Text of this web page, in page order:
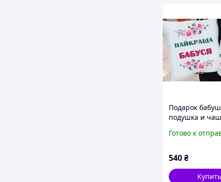
Подарок
подушка и
Подарок
юбилей
Готово к
540₴
Купить